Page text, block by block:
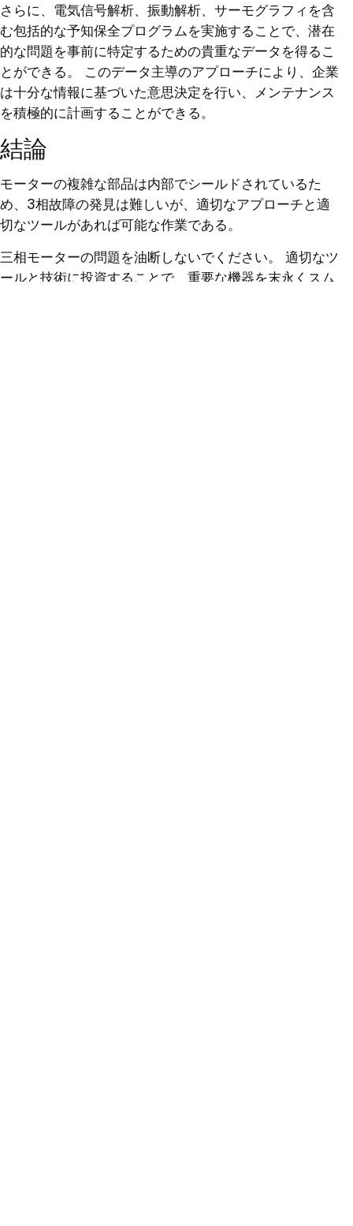
さらに、電気信号解析、振動解析、サーモグラフィを含
む包括的な予知保全プログラムを実施することで、潜在
的な問題を事前に特定するための貴重なデータを得るこ
とができる。 このデータ主導のアプローチにより、企業
は十分な情報に基づいた意思決定を行い、メンテナンス
を積極的に計画することができる。
結論
モーターの複雑な部品は内部でシールドされているた
め、3相故障の発見は難しいが、適切なアプローチと適
切なツールがあれば可能な作業である。
三相モーターの問題を油断しないでください。 適切なツ
ールと技術に投資することで、重要な機器を末永くスム